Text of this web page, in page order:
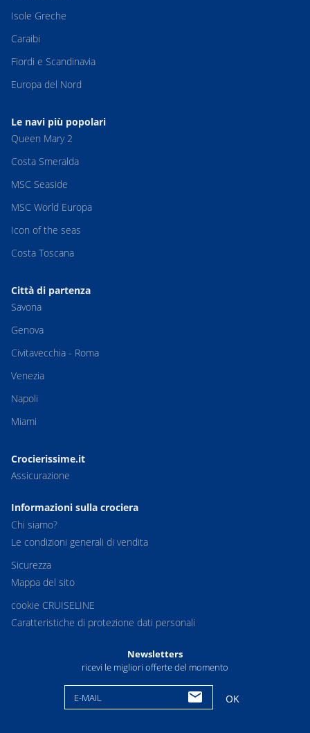
Isole Greche
Caraibi
Fiordi e Scandinavia
Europa del Nord
Le navi più popolari
Queen Mary 2
Costa Smeralda
MSC Seaside
MSC World Europa
Icon of the seas
Costa Toscana
Città di partenza
Savona
Genova
Civitavecchia - Roma
Venezia
Napoli
Miami
Crocierissime.it
Assicurazione
Informazioni sulla crociera
Chi siamo?
Le condizioni generali di vendita
Sicurezza
Mappa del sito
cookie CRUISELINE
Caratteristiche di protezione dati personali
Newsletters
ricevi le migliori offerte del momento
E-MAIL OK